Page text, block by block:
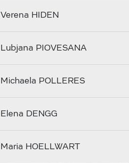
Verena HIDEN
Lubjana PIOVESANA
Michaela POLLERES
Elena DENGG
Maria HOELLWART